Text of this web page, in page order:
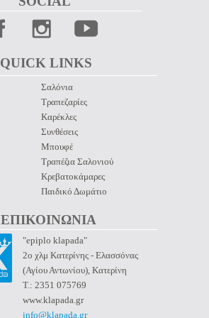
QUICK LINKS
ΕΠΙΚΟΙΝΩΝΙΑ
Σαλόνια
Τραπεζαρίες
Καρέκλες
Συνθέσεις
Μπουφέ
Τραπέζια Σαλονιού
Κρεβατοκάμαρες
Παιδικό Δωμάτιο
"epiplo klapada"
2ο χλμ Κατερίνης - Ελασσόνας
(Αγίου Αντωνίου), Κατερίνη
Τ.: 2351 075769
www.klapada.gr
info@klapada.gr